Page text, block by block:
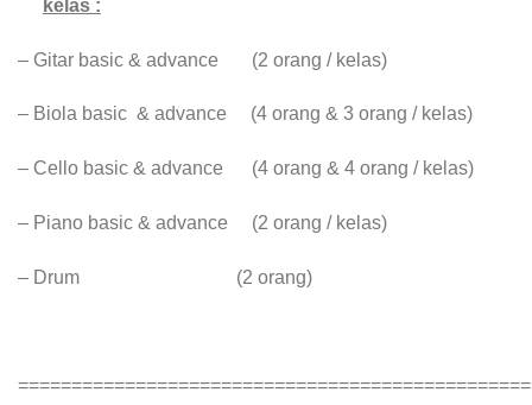
kelas :
– Gitar basic & advance (2 orang / kelas)
– Biola basic & advance (4 orang & 3 orang / kelas)
– Cello basic & advance (4 orang & 4 orang / kelas)
– Piano basic & advance (2 orang / kelas)
– Drum (2 orang)